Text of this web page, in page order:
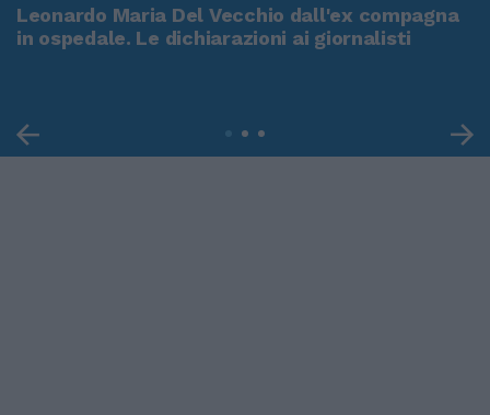
Leonardo Maria Del Vecchio dall'ex compagna
in ospedale. Le dichiarazioni ai giornalisti